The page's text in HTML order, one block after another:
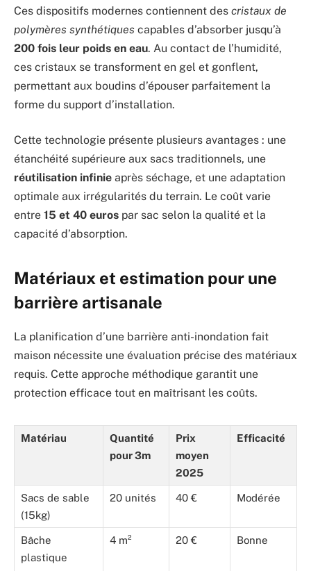
Ces dispositifs modernes contiennent des cristaux de
polymères synthétiques capables d’absorber jusqu’à
200 fois leur poids en eau. Au contact de l’humidité,
ces cristaux se transforment en gel et gonflent,
permettant aux boudins d’épouser parfaitement la
forme du support d’installation.
Cette technologie présente plusieurs avantages : une
étanchéité supérieure aux sacs traditionnels, une
réutilisation infinie après séchage, et une adaptation
optimale aux irrégularités du terrain. Le coût varie
entre 15 et 40 euros par sac selon la qualité et la
capacité d’absorption.
Matériaux et estimation pour une
barrière artisanale
La planification d’une barrière anti-inondation fait
maison nécessite une évaluation précise des matériaux
requis. Cette approche méthodique garantit une
protection efficace tout en maîtrisant les coûts.
Matériau
Quantité
pour 3m
Prix
moyen
2025
Efficacité
Sacs de sable
(15kg)
20 unités 40 € Modérée
Bâche
plastique
4 m² 20 € Bonne